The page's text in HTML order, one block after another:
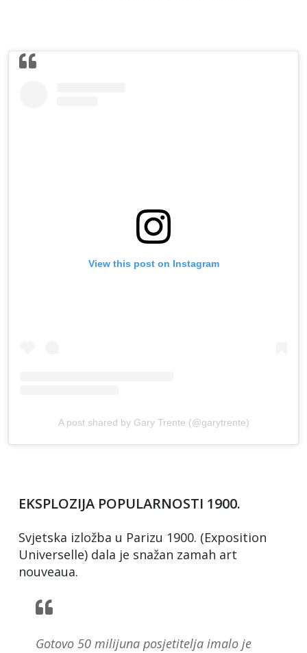
View this post on Instagram
A post shared by Gary Trente (@garytrente)
EKSPLOZIJA POPULARNOSTI 1900.
Svjetska izložba u Parizu 1900. (Exposition
Universelle) dala je snažan zamah art
nouveaua.
Gotovo 50 milijuna posjetitelja imalo je